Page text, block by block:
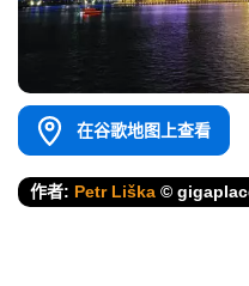
在谷歌地图上查看
作者: Petr Liška ©